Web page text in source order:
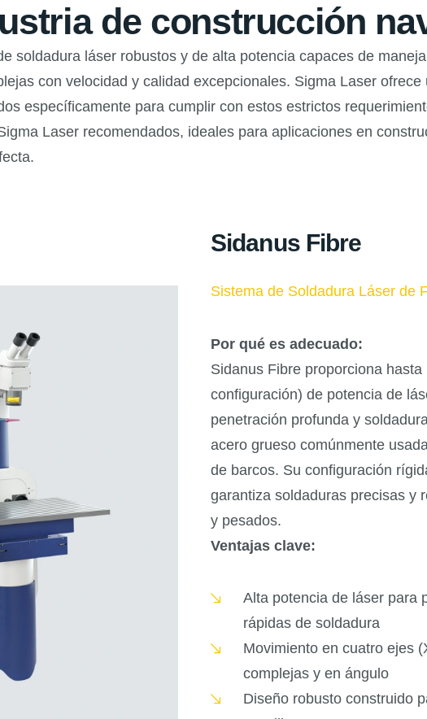
de construcción
soldadura láser robustos y de alta potencia capaces de
con velocidad y calidad excepcionales. Sigma Laser
específicamente para cumplir con estos estrictos
Laser recomendados, ideales para aplicaciones en
Sidanus Fibre
Sistema de Soldadura Láser de
Por qué es adecuado:
Sidanus Fibre proporciona
configuración) de potencia de
penetración profunda y
acero grueso comúnmente
de barcos. Su configuración
garantiza soldaduras precisas y
y pesados.
Ventajas clave:
Alta potencia de láser para
rápidas de soldadura
Movimiento en cuatro ejes
complejas y en ángulo
Diseño robusto construido